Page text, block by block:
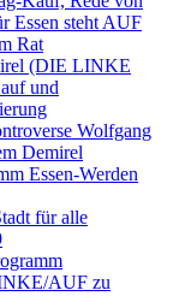
Essen steht AUF
Rat
(DIE LINKE
und
Wolfgang
Demirel
Essen-Werden
für alle
AUF zu